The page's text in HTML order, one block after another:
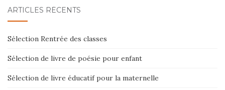
ARTICLES RÉCENTS
Sélection Rentrée des classes
Sélection de livre de poésie pour enfant
Sélection de livre éducatif pour la maternelle